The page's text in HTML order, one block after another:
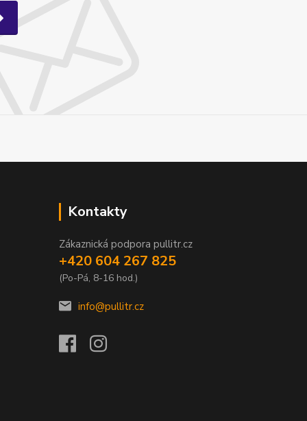
Kontakty
Zákaznická podpora pullitr.cz
+420 604 267 825
(Po-Pá, 8-16 hod.)
info@pullitr.cz